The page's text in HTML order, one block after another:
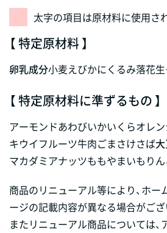
太字の項目は原材料に使用さ
【 特定原材料 】
卵乳成分小麦えびかにくるみ落花生
【 特定原材料に準ずるもの 】
アーモンドあわびいかいくらオレ
キウイフルーツ牛肉ごまさけさば
マカダミアナッツももやまいも り
商品のリニューアル等により、ホ
ージの記載内容が異なる場合がござ
またリニューアル商品については